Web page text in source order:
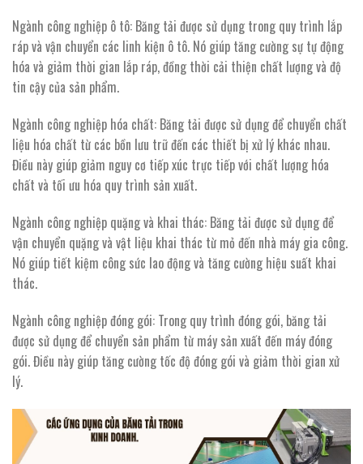
Ngành công nghiệp ô tô: Băng tải được sử dụng trong quy trình lắp
ráp và vận chuyển các linh kiện ô tô. Nó giúp tăng cường sự tự động
hóa và giảm thời gian lắp ráp, đồng thời cải thiện chất lượng và độ
tin cậy của sản phẩm.
Ngành công nghiệp hóa chất: Băng tải được sử dụng để chuyển chất
liệu hóa chất từ các bồn lưu trữ đến các thiết bị xử lý khác nhau.
Điều này giúp giảm nguy cơ tiếp xúc trực tiếp với chất lượng hóa
chất và tối ưu hóa quy trình sản xuất.
Ngành công nghiệp quặng và khai thác: Băng tải được sử dụng để
vận chuyển quặng và vật liệu khai thác từ mỏ đến nhà máy gia công.
Nó giúp tiết kiệm công sức lao động và tăng cường hiệu suất khai
thác.
Ngành công nghiệp đóng gói: Trong quy trình đóng gói, băng tải
được sử dụng để chuyển sản phẩm từ máy sản xuất đến máy đóng
gói. Điều này giúp tăng cường tốc độ đóng gói và giảm thời gian xử
lý.